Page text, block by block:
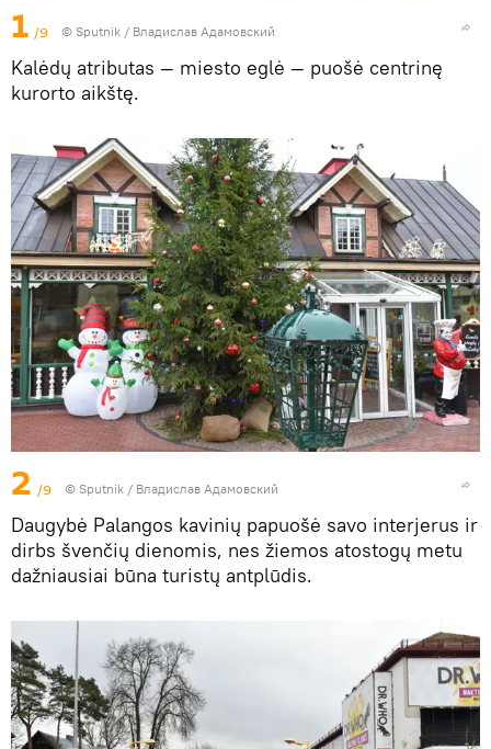
1 /9 © Sputnik / Владислав Адамовский
Kalėdų atributas — miesto eglė — puošė centrinę
kurorto aikštę.
2 /9 © Sputnik / Владислав Адамовский
Daugybė Palangos kavinių papuošė savo interjerus ir
dirbs švenčių dienomis, nes žiemos atostogų metu
dažniausiai būna turistų antplūdis.